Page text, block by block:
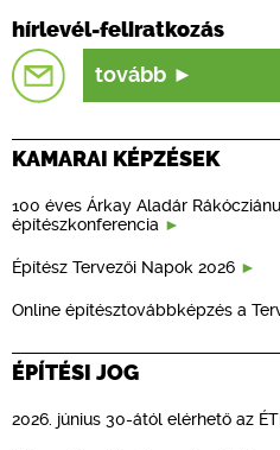
hírlevél-feliratkozás
tovább
KAMARAI KÉPZÉSEK
100 éves Árkay Aladár
építészkonferencia
Építész Tervezői Napok 2026
Online építésztovábbképzés a
ÉPÍTÉSI JOG
2026. június 30-ától elérhető az